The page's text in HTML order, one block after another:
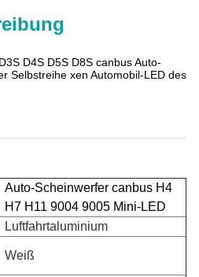
D4S D5S D8S canbus Auto-
Selbstreihe xen Automobil-LED des
Auto-Scheinwerfer canbus H4
H7 H11 9004 9005 Mini-LED
Luftfahrtaluminium
Weiß